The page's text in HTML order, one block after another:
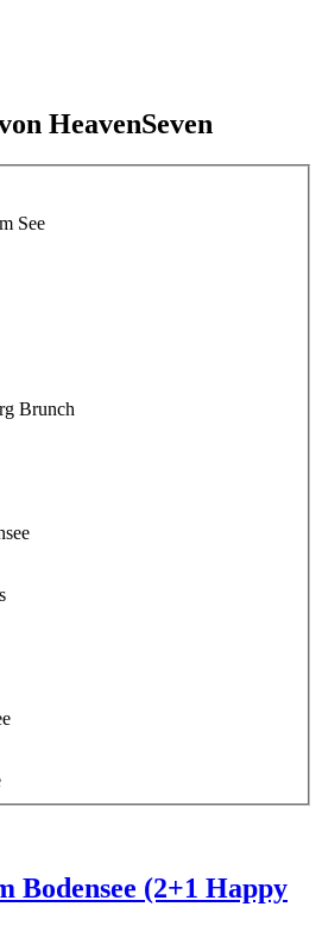
HeavenSeven
See
Brunch
Bodensee (2+1 Happy